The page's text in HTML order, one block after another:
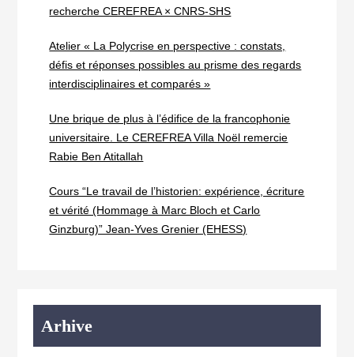
recherche CEREFREA × CNRS-SHS
Atelier « La Polycrise en perspective : constats,
défis et réponses possibles au prisme des regards
interdisciplinaires et comparés »
Une brique de plus à l’édifice de la francophonie
universitaire. Le CEREFREA Villa Noël remercie
Rabie Ben Atitallah
Cours “Le travail de l’historien: expérience, écriture
et vérité (Hommage à Marc Bloch et Carlo
Ginzburg)” Jean-Yves Grenier (EHESS)
Arhive